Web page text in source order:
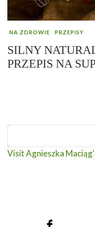
NA ZDROWIE PRZEPISY
SILNY
PRZEPIS NA
Visit Agnieszka